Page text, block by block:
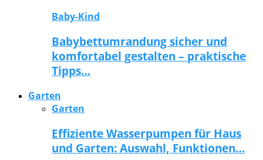
Baby-Kind
Babybettumrandung sicher und
komfortabel gestalten – praktische
Tipps…
Garten
Garten
Effiziente Wasserpumpen für Haus
und Garten: Auswahl, Funktionen…